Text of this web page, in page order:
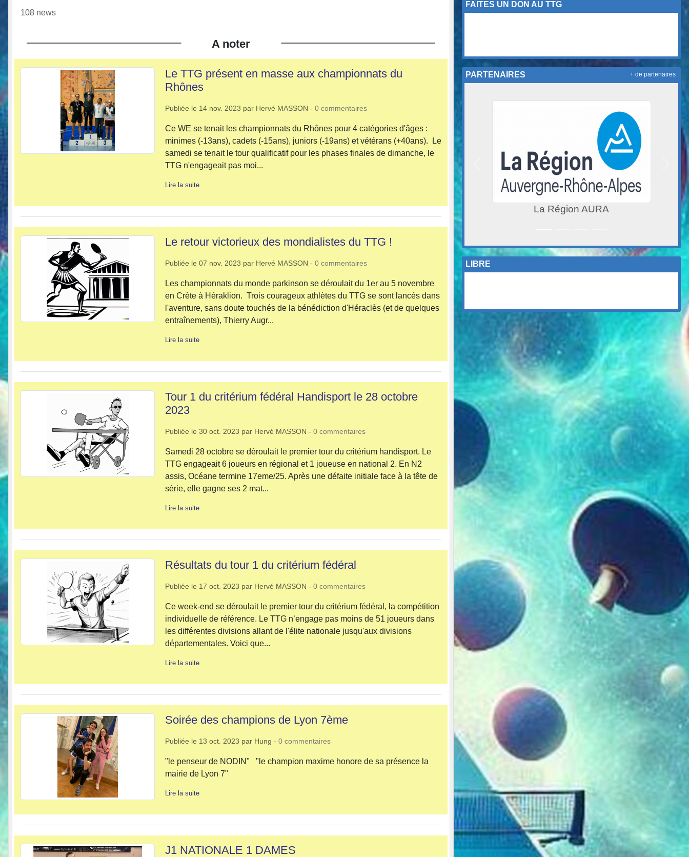
108 news
A noter
Le TTG présent en masse aux championnats du
Rhônes
Publiée le 14 nov. 2023 par Hervé MASSON - 0 commentaires
Ce WE se tenait les championnats du Rhônes pour 4 catégories d'âges :
minimes (-13ans), cadets (-15ans), juniors (-19ans) et vétérans (+40ans). Le
samedi se tenait le tour qualificatif pour les phases finales de dimanche, le
TTG n'engageait pas moi...
Lire la suite
Le retour victorieux des mondialistes du TTG !
Publiée le 07 nov. 2023 par Hervé MASSON - 0 commentaires
Les championnats du monde parkinson se déroulait du 1er au 5 novembre
en Crète à Héraklion. Trois courageux athlètes du TTG se sont lancés dans
l'aventure, sans doute touchés de la bénédiction d'Héraclès (et de quelques
entraînements), Thierry Augr...
Lire la suite
Tour 1 du critérium fédéral Handisport le 28 octobre
2023
Publiée le 30 oct. 2023 par Hervé MASSON - 0 commentaires
Samedi 28 octobre se déroulait le premier tour du critérium handisport. Le
TTG engageait 6 joueurs en régional et 1 joueuse en national 2. En N2
assis, Océane termine 17eme/25. Après une défaite initiale face à la tête de
série, elle gagne ses 2 mat...
Lire la suite
Résultats du tour 1 du critérium fédéral
Publiée le 17 oct. 2023 par Hervé MASSON - 0 commentaires
Ce week-end se déroulait le premier tour du critérium fédéral, la compétition
individuelle de référence. Le TTG n’engage pas moins de 51 joueurs dans
les différentes divisions allant de l'élite nationale jusqu'aux divisions
départementales. Voici que...
Lire la suite
Soirée des champions de Lyon 7ème
Publiée le 13 oct. 2023 par Hung - 0 commentaires
"le penseur de NODIN" "le champion maxime honore de sa présence la
mairie de Lyon 7"
Lire la suite
J1 NATIONALE 1 DAMES
FAITES UN DON AU TTG
PARTENAIRES
Ville de Lyon
Précedent
+ de partenaires
LIBRE